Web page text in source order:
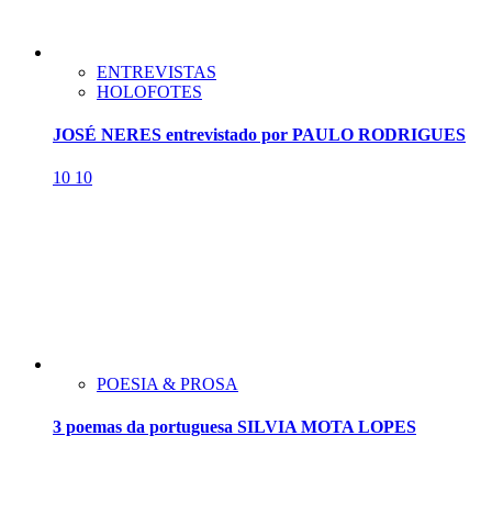
ENTREVISTAS
HOLOFOTES
JOSÉ NERES entrevistado por PAULO RODRIGUES
10 10
POESIA & PROSA
3 poemas da portuguesa SILVIA MOTA LOPES